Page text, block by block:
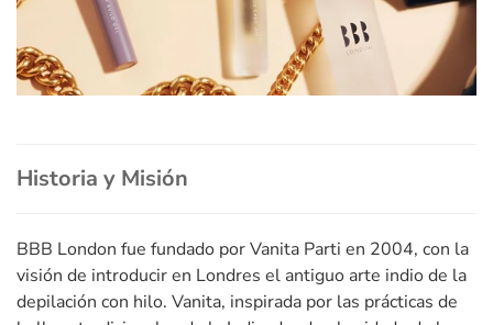
Historia y Misión
BBB London fue fundado por Vanita Parti en 2004, con la
visión de introducir en Londres el antiguo arte indio de la
depilación con hilo. Vanita, inspirada por las prácticas de